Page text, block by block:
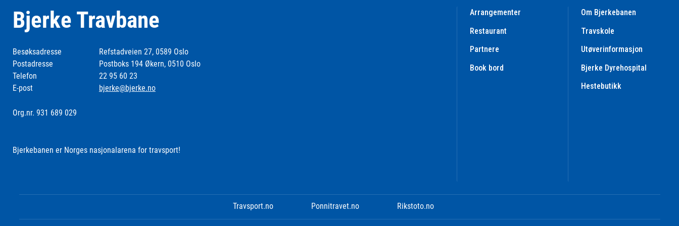
Bjerke Travbane
Besøksadresse
Refstadveien 27, 0589 Oslo
Postadresse
Postboks 194 Økern, 0510 Oslo
Telefon
22 95 60 23
E-post
bjerke@bjerke.no
Org.nr. 931 689 029
Bjerkebanen er Norges nasjonalarena for travsport!
Arrangementer
Restaurant
Partnere
Book bord
Om Bjerkebanen
Travskole
Utøverinformasjon
Bjerke Dyrehospital
Hestebutikk
Travsport.no Ponnitravet.no Rikstoto.no